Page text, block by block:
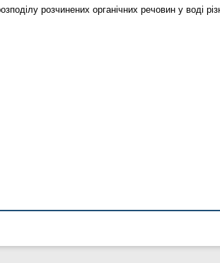
розчинених органічних речовин у воді